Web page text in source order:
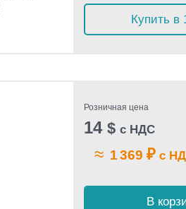
Купить в
Розничная цена
14 $ с НДС
≈ 1 369 ₽ с
В